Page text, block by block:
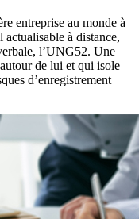
entreprise au monde à
à distance,
l’UNG52. Une
de lui et qui isole
d’enregistrement